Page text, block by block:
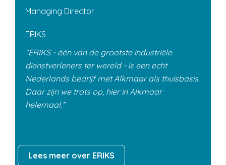
Managing Director
ERIKS
ERIKS - één van de grootste industriële
dienstverleners ter wereld - is een echt
Nederlands bedrijf met Alkmaar als thuisbasis.
Daar zijn we trots op, hier in Alkmaar
helemaal.
Lees meer over ERIKS